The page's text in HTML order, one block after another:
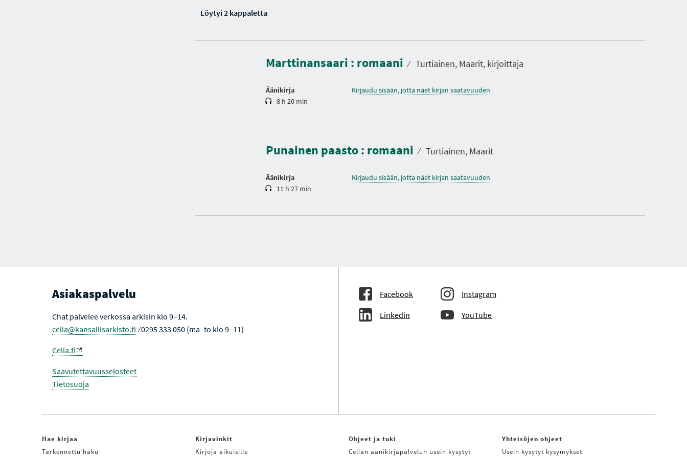
Löytyi 2 kappaletta
Marttinansaari : romaani ⁄ Turtiainen, Maarit, kirjoittaja
Äänikirja
s
o
8 h 20 min
Kirjaudu sisään, jotta näet kirjan saatavuuden
Punainen paasto : romaani ⁄ Turtiainen, Maarit
Äänikirja
s
o
11 h 27 min
Kirjaudu sisään, jotta näet kirjan saatavuuden
Asiakaspalvelu
Chat palvelee verkossa arkisin klo 9–14.
celia@kansallisarkisto.fi ⁄ 0295 333 050 (ma–to klo 9–11)
Celia.fi
Saavutettavuusselosteet
Tietosuoja
Facebook Instagram
Linkedin YouTube
Hae kirjaa
Tarkennettu haku
Kirjavinkit
Kirjoja aikuisille
Ohjeet ja tuki
Celian äänikirjapalvelun usein kysytyt
Yhteisöjen ohjeet
Usein kysytyt kysymykset